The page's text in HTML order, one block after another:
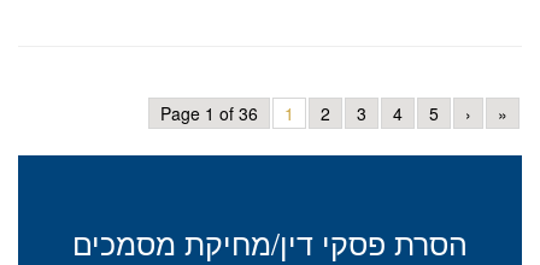
Page 1 of 36 1 2 3 4 5 › »
הסרת פסקי דין/מחיקת מסמכים